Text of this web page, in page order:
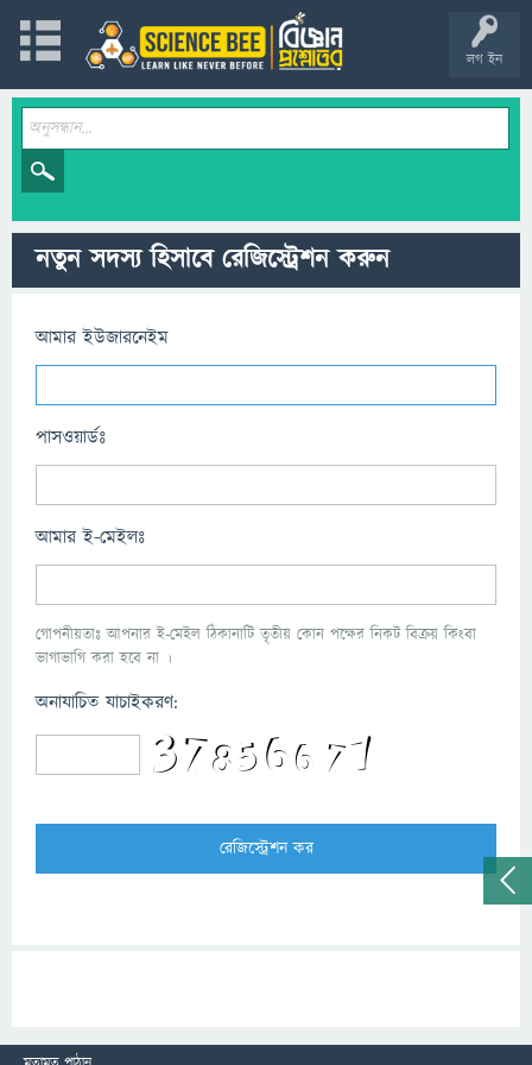
লগ ইন
নতুন সদস্য হিসাবে রেজিস্ট্রেশন করুন
আমার ইউজারনেইম
পাসওয়ার্ডঃ
আমার ই-মেইলঃ
গোপনীয়তাঃ আপনার ই-মেইল ঠিকানাটি তৃতীয় কোন পক্ষের নিকট বিক্রয় কিংবা
ভাগাভাগি করা হবে না ।
অনাযাচিত যাচাইকরণ: